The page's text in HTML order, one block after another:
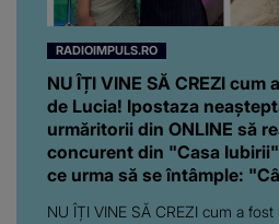
RADIOIMPULS.RO
NU ÎȚI VINE SĂ CREZI
de Lucia! Ipostaza
urmăritorii din ONLINE să
concurent din "Casa Iubirii"
ce urma să se întâmple:
NU ÎȚI VINE SĂ CREZI cum a